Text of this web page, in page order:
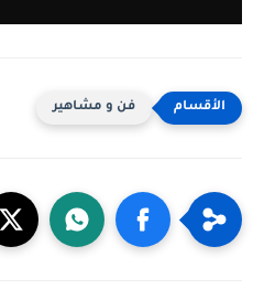
فن و مشاهير